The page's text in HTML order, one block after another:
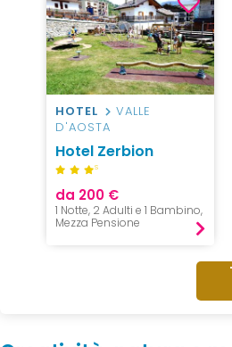
HOTEL
VALLE
D'AOSTA
Hotel Zerbion
S
da 200 €
1 Notte, 2 Adulti e 1 Bambino,
Mezza Pensione